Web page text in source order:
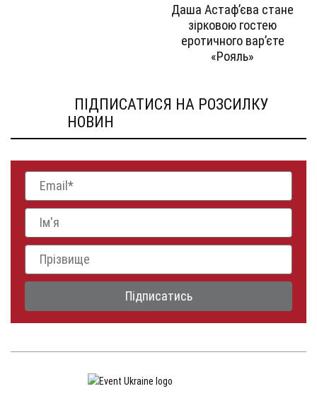
Gallery
image
with
caption:
Даша Астаф’єва стане
зірковою гостею
еротичного вар’єте
«Рояль»
ПІДПИСАТИСЯ НА РОЗСИЛКУ
НОВИН